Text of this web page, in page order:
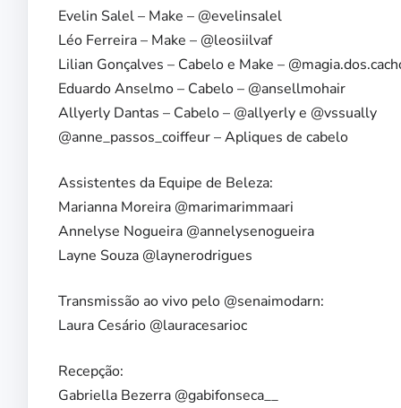
Evelin Salel – Make – @evelinsalel
Léo Ferreira – Make – @leosiilvaf
Lilian Gonçalves – Cabelo e Make –
Eduardo Anselmo – Cabelo – @ansellmohair
Allyerly Dantas – Cabelo – @allyerly e @vssually
@anne_passos_coiffeur – Apliques de cabelo
Assistentes da Equipe de Beleza:
Marianna Moreira @marimarimmaari
Annelyse Nogueira @annelysenogueira
Layne Souza @laynerodrigues
Transmissão ao vivo pelo @senaimodarn:
Laura Cesário @lauracesarioc
Recepção:
Gabriella Bezerra @gabifonseca__